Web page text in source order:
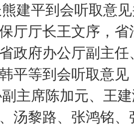
建平到会听取意
厅厅长王文序，
政府办公厅副主
平等到会听取意
主席陈加元、王
汤黎路、张鸿铭